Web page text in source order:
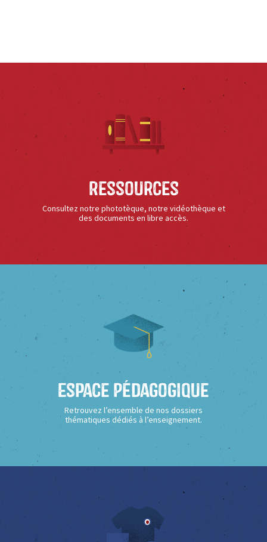
Ressources
Consultez notre phototèque, notre vidéothèque et
des documents en libre accès.
Espace Pédagogique
Retrouvez l’ensemble de nos dossiers
thématiques dédiés à l’enseignement.